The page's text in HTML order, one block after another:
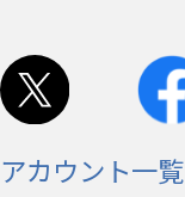
アカウント一覧